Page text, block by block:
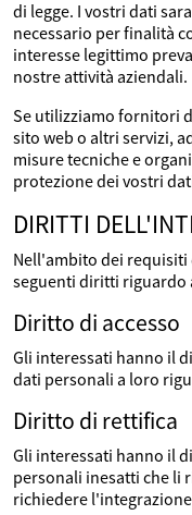
di legge. I vostri dati
necessario per finalità
interesse legittimo
nostre attività aziendali.
Se utilizziamo fornitori
sito web o altri servizi,
misure tecniche e
protezione dei vostri
DIRITTI
Nell'ambito dei requisiti
seguenti diritti riguardo
Diritto di accesso
Gli interessati hanno il
dati personali a loro
Diritto di rettifica
Gli interessati hanno il
personali inesatti che li
richiedere